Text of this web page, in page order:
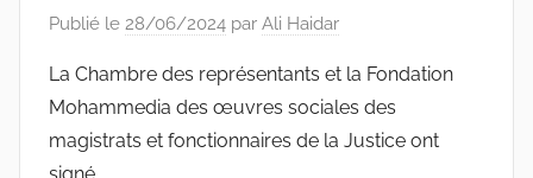
Publié le 28/06/2024 par Ali Haidar
La Chambre des représentants et la Fondation
Mohammedia des œuvres sociales des
magistrats et fonctionnaires de la Justice ont